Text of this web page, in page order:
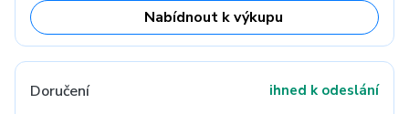
Nabídnout k výkupu
Doručení ihned k odeslání